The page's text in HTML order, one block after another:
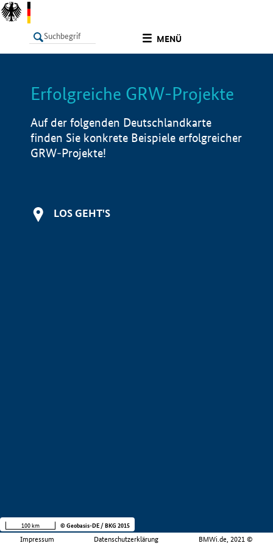
MENÜ
LISTE Info
Erfolgreiche GRW-Projekte
Auf der folgenden Deutschlandkarte
finden Sie konkrete Beispiele erfolgreicher
GRW-Projekte!
LOS GEHT'S
Impressum Datenschutzerklärung BMWi.de, 2021 ©
100 km © Geobasis-DE / BKG 2015